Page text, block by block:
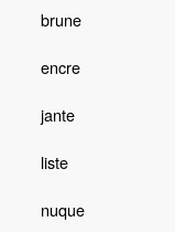
brune
encre
jante
liste
nuque